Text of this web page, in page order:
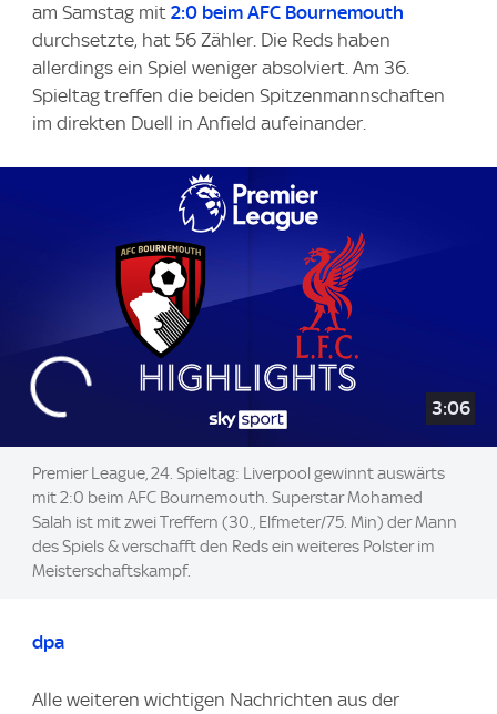
am Samstag mit 2:0 beim AFC Bournemouth
durchsetzte, hat 56 Zähler. Die Reds haben
allerdings ein Spiel weniger absolviert. Am 36.
Spieltag treffen die beiden Spitzenmannschaften
im direkten Duell in Anfield aufeinander.
3:06
Premier League, 24. Spieltag: Liverpool gewinnt auswärts
mit 2:0 beim AFC Bournemouth. Superstar Mohamed
Salah ist mit zwei Treffern (30., Elfmeter/75. Min) der Mann
des Spiels & verschafft den Reds ein weiteres Polster im
Meisterschaftskampf.
dpa
Alle weiteren wichtigen Nachrichten aus der